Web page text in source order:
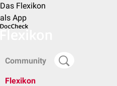
Das Flexikon
als App
Community
Flexikon